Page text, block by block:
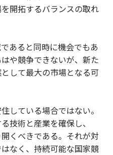
開拓するバランスの取れ
あると同時に機会でもあ
や競争できないが、新た
して最大の市場となる可
している場合ではない。
技術と産業を確保し、
くべきである。それが対
なく、持続可能な国家競